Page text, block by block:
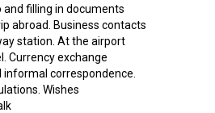
and filling in documents
abroad. Business contacts
station. At the airport
Currency exchange
informal correspondence.
Wishes